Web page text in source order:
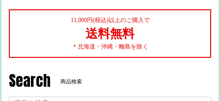
11,000円(税込)以上のご購入で
送料無料
＊北海道・沖縄・離島を除く
Search 商品検索